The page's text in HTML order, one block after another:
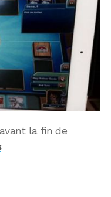
la fin de